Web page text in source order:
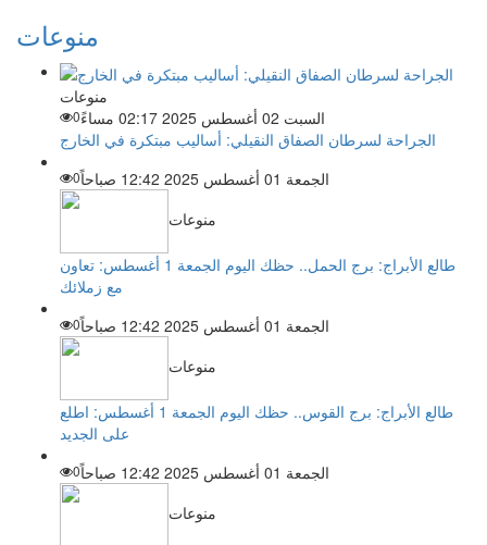
منوعات
منوعات
السبت 02 أغسطس 2025 02:17 مساءً
0
الجراحة لسرطان الصفاق النقيلي: أساليب مبتكرة في الخارج
الجمعة 01 أغسطس 2025 12:42 صباحاً
0
منوعات
طالع الأبراج: برج الحمل.. حظك اليوم الجمعة 1 أغسطس: تعاون
مع زملائك
الجمعة 01 أغسطس 2025 12:42 صباحاً
0
منوعات
طالع الأبراج: برج القوس.. حظك اليوم الجمعة 1 أغسطس: اطلع
على الجديد
الجمعة 01 أغسطس 2025 12:42 صباحاً
0
منوعات